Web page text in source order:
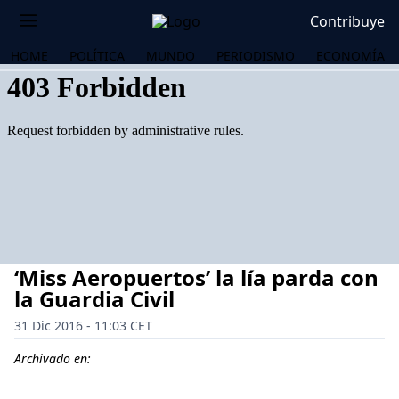
Contribuye
HOME POLÍTICA MUNDO PERIODISMO ECONOMÍA
‘Miss Aeropuertos’ la lía parda con
la Guardia Civil
31 Dic 2016 - 11:03 CET
Archivado en: